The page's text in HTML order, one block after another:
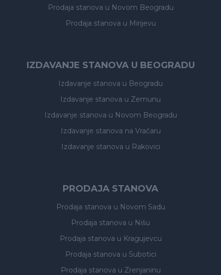
Prodaja stanova u Novom Beogradu
Prodaja stanova u Mirijevu
IZDAVANJE STANOVA U BEOGRADU
Izdavanje stanova u Beogradu
Izdavanje stanova u Zemunu
Izdavanje stanova u Novom Beogradu
Izdavanje stanova na Vračaru
Izdavanje stanova u Rakovici
PRODAJA STANOVA
Prodaja stanova u Novom Sadu
Prodaja stanova u Nišu
Prodaja stanova u Kragujevcu
Prodaja stanova u Subotici
Prodaja stanova u Zrenjaninu